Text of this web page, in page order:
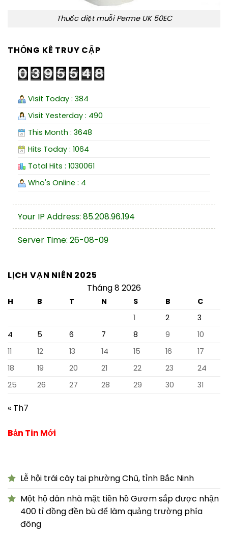
Thuốc diệt muỗi Perme UK 50EC
THỐNG KÊ TRUY CẬP
Visit Today : 384
Visit Yesterday : 490
This Month : 3648
Hits Today : 1064
Total Hits : 1030061
Who's Online : 4
Your IP Address: 85.208.96.194
Server Time: 26-08-09
LỊCH VẠN NIÊN 2025
Tháng 8 2026
H B T N S B
C
1
2
3
4
5 6 7 8 9
10
11
12 13 14 15 16
17
18
19 20 21 22 23
24
25
26 27 28 29 30 31
« Th7
Bản Tin Mới
Lễ hội trái cây tại phường Chũ, tỉnh Bắc Ninh
Một hộ dân nhà mặt tiền hồ Gươm sắp được nhận
400 tỉ đồng đền bù để làm quảng trường phía
đông